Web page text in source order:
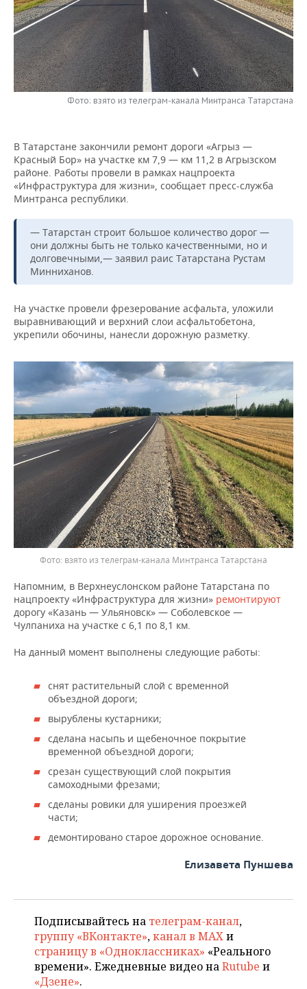
НЕФТЕХИМИЯ
НЕФТЬ
ОПК
ЭНЕРГЕТИКА
РОЗНИЧНАЯ ТОРГОВЛЯ
ТРАНСПОРТ
УСЛУГИ
НОВОСТИ ТЕХНОЛОГИЙ
IT
МЕДИА
МЕРОПРИЯТИЯ
НОВОСТИ МЕРОПРИЯТИЙ
ВЫЕЗДНАЯ РЕДАКЦИЯ
ONLINE-КОНФЕРЕНЦИИ
ОТКРЫТАЯ ЛЕКЦИЯ
СПОРТ
НОВОСТИ СПОРТА
ХОККЕЙ
БАСКЕТБОЛ
КИБЕРСПОРТ
ФИГУРНОЕ КАТАНИЕ
ВОДНЫЕ ВИДЫ СПОРТА
ХОККЕЙ С МЯЧОМ
ОБЩЕСТВО
ВЛАСТЬ
ИНФРАСТРУКТУРА
КУЛЬТУРА
МЕДИЦИНА
ОБРАЗОВАНИЕ
ПРОИСШЕСТВИЯ
СЮЖЕТЫ
СПРАВОЧНИК
СПИСОК КОМПАНИЙ
ПОЛНАЯ ВЕРСИЯ
Фото: взято из телеграм-канала Минтранса Татарстана
В Татарстане закончили ремонт дороги «Агрыз —
Красный Бор» на участке км 7,9 — км 11,2 в Агрызском
районе. Работы провели в рамках нацпроекта
«Инфраструктура для жизни», сообщает пресс-служба
Минтранса республики.
— Татарстан строит большое количество дорог —
они должны быть не только качественными, но и
долговечными,— заявил раис Татарстана Рустам
Минниханов.
На участке провели фрезерование асфальта, уложили
выравнивающий и верхний слои асфальтобетона,
укрепили обочины, нанесли дорожную разметку.
взято из телеграм-канала Минтранса Татарстана
Напомним, в Верхнеуслонском районе Татарстана по
нацпроекту «Инфраструктура для жизни» ремонтируют
дорогу «Казань — Ульяновск» — Соболевское —
Чулпаниха на участке с 6,1 по 8,1 км.
На данный момент выполнены следующие работы:
снят растительный слой с временной
объездной дороги;
вырублены кустарники;
сделана насыпь и щебеночное покрытие
временной объездной дороги;
срезан существующий слой покрытия
самоходными фрезами;
сделаны ровики для уширения проезжей
части;
демонтировано старое дорожное основание.
Елизавета Пуншева
Подписывайтесь на телеграм-канал,
группу «ВКонтакте»,канал в MAXи
страницу в «Одноклассниках» «Реального
времени». Ежедневные видео наRutube и
«Дзене».